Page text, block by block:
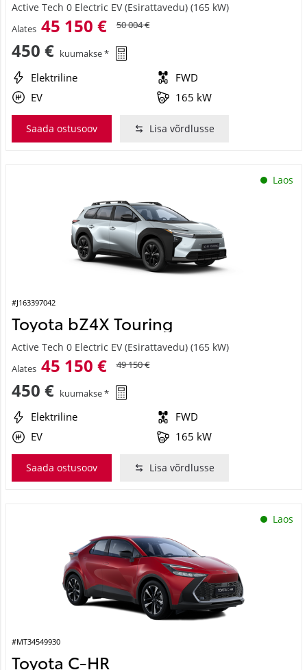
Active Tech 0 Electric EV (Esirattavedu) (165 kW)
Alates 45 150 € 50 004 €
450 € kuumakse *
Elektriline
FWD
EV
165 kW
Saada ostusoov Lisa võrdlusse
Laos
#J163397042
Toyota bZ4X Touring
Active Tech 0 Electric EV (Esirattavedu) (165 kW)
Alates 45 150 € 49 150 €
450 € kuumakse *
Elektriline
FWD
EV
165 kW
Saada ostusoov Lisa võrdlusse
Laos
#MT34549930
Toyota C-HR